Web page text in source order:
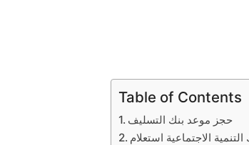
Table of Contents
حجز موعد بنك التسليف
التنمية الاجتماعية استعلام